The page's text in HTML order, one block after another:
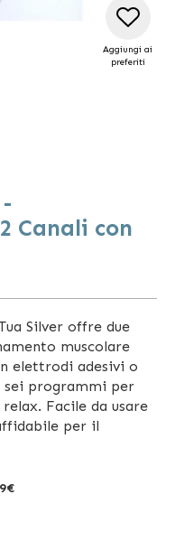
Aggiungi ai
preferiti
Canali con
Silver offre due
muscolare
elettrodi adesivi o
sei programmi per
Facile da usare
per il